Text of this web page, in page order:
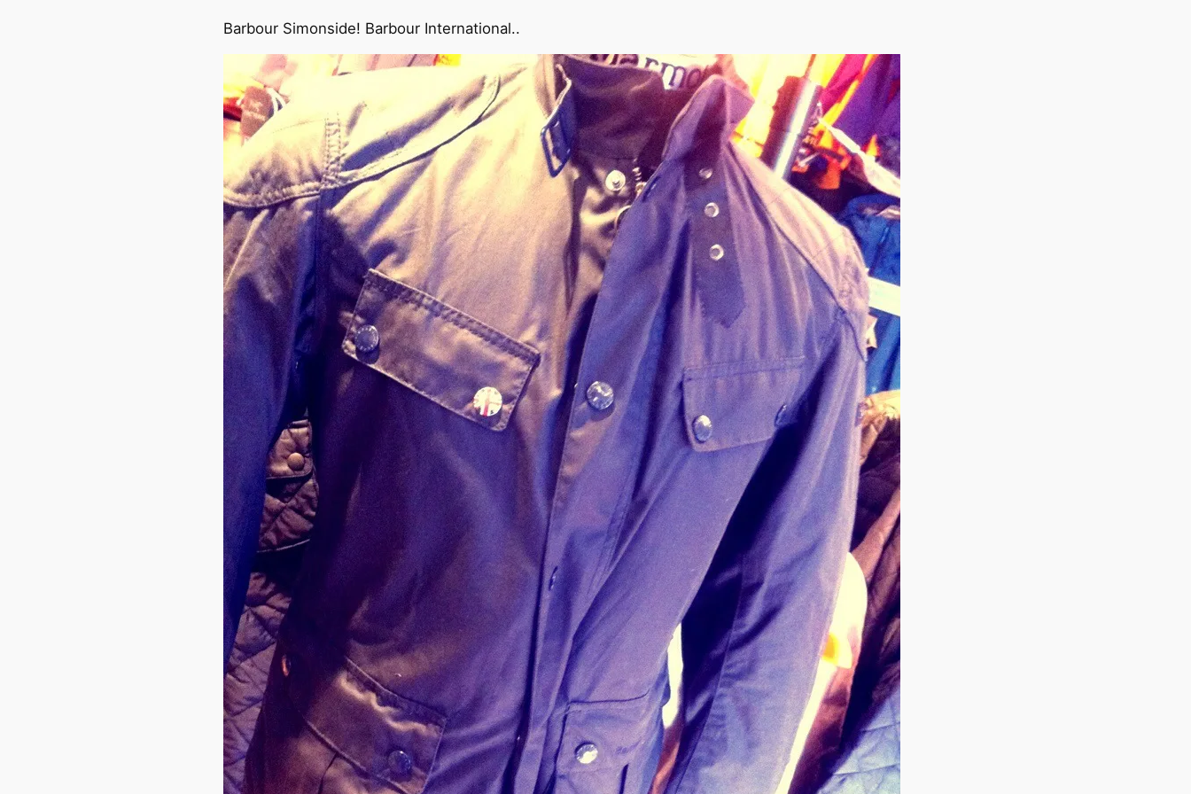
Barbour Simonside! Barbour International..